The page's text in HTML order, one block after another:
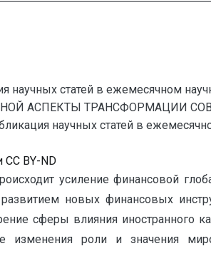
научных статей в ежемесячном
АСПЕКТЫ ТРАНСФОРМАЦИИ
научных статей в
BY-ND
усиление финансовой
новых финансовых
сферы влияния иностранного
изменения роли и значения